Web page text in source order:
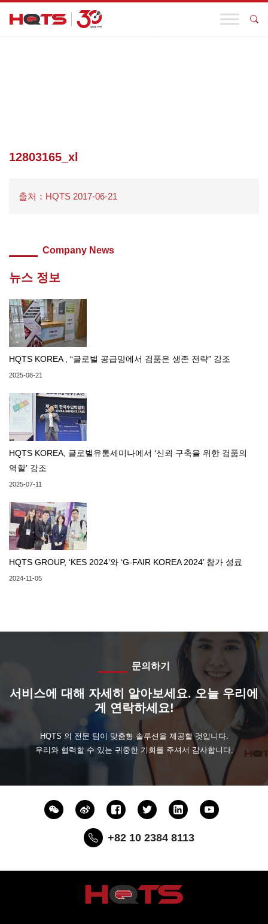
12803165_xl
출처：HQTS 2017-06-21
Company News
뉴스 정보
HQTS KOREA , “글로벌 공급망에서 검품은 생존 전략” 강조
2025-08-21
HQTS KOREA, 글로벌유통세미나에서 ‘신뢰 구축을 위한 검품의
역할’ 강조
2025-07-11
HQTS GROUP, ‘KES 2024’와 ‘G-FAIR KOREA 2024’ 참가 성료
2024-11-05
문의하기
서비스에 대해 자세히 알아보세요. 오늘 우리에
게 연락하세요!
HQTS 의 전문 팀이 맞춤형 솔루션을 제공할 것입니다.
우리와 협력할 수 있는 귀중한 기회를 주셔서 감사합니다.
+82 10 2384 8113